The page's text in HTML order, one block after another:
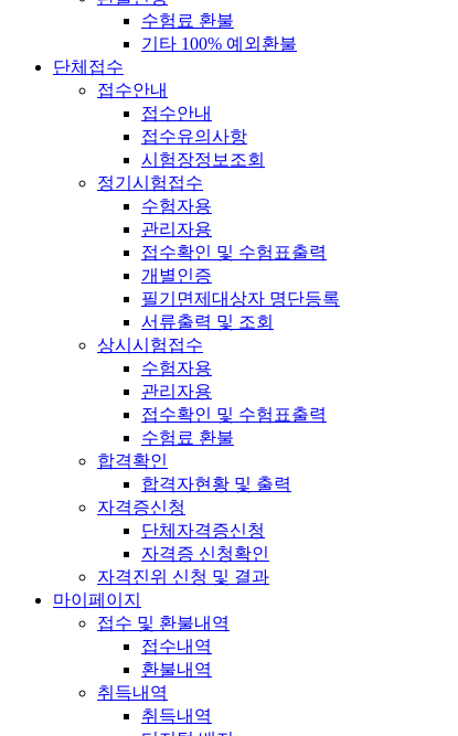
수험료 환불
기타 100% 예외환불
단체접수
접수안내
접수안내
접수유의사항
시험장정보조회
정기시험접수
수험자용
관리자용
접수확인 및 수험표출력
개별인증
필기면제대상자 명단등록
서류출력 및 조회
상시시험접수
수험자용
관리자용
접수확인 및 수험표출력
수험료 환불
합격확인
합격자현황 및 출력
자격증신청
단체자격증신청
자격증 신청확인
자격진위 신청 및 결과
마이페이지
접수 및 환불내역
접수내역
환불내역
취득내역
취득내역